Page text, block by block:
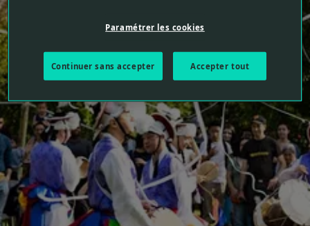
Paramétrer les cookies
Continuer sans accepter Accepter tout